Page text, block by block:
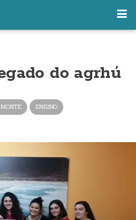
do agrhú
ENSINO